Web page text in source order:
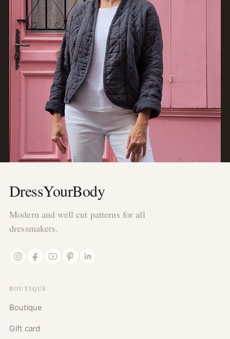
DressYourBody
Modern and well cut patterns for all
dressmakers.
InstagramFacebookYouTubePinterestLinkedIn
BOUTIQUE
Boutique
Gift card